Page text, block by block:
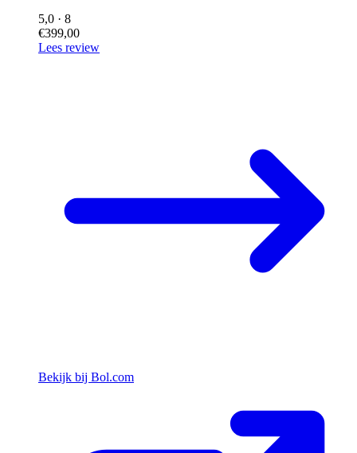
5,0 · 8
€399,00
Lees review
Bekijk bij Bol.com